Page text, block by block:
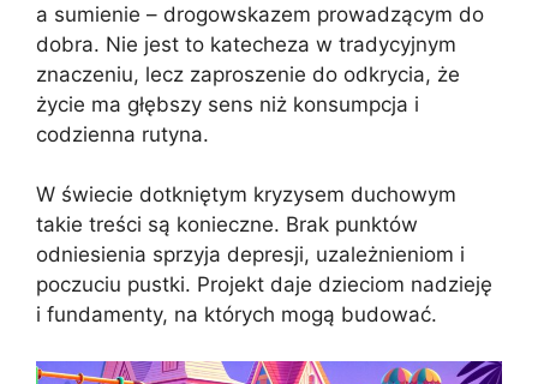
a sumienie – drogowskazem prowadzącym do
dobra. Nie jest to katecheza w tradycyjnym
znaczeniu, lecz zaproszenie do odkrycia, że
życie ma głębszy sens niż konsumpcja i
codzienna rutyna.
W świecie dotkniętym kryzysem duchowym
takie treści są konieczne. Brak punktów
odniesienia sprzyja depresji, uzależnieniom i
poczuciu pustki. Projekt daje dzieciom nadzieję
i fundamenty, na których mogą budować.